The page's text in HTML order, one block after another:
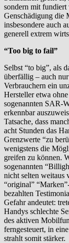
sondern mit
Genschädigung die
insbesondere auch
generell extrem
“Too big to fail”
Selbst “to big”, als
überfällig – auch
Verbrauchern ein
Hersteller etwa
sogenannten SAR-
erkennbar
Tatsache, dass
acht Stunden das
Grenzwerte “zu
wenigstens die
greifen zu können.
sogenannten
nicht selten weitaus
“original”
bezahlten
Gefahr andeutet:
Handys schlechte
des aktiven
ferngesteuert, in
strahlt somit stärker.